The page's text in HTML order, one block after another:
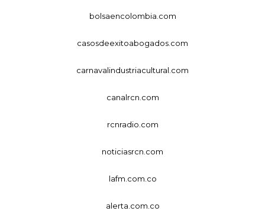
bolsaencolombia.com
casosdeexitoabogados.com
carnavalindustriacultural.com
canalrcn.com
rcnradio.com
noticiasrcn.com
lafm.com.co
alerta.com.co